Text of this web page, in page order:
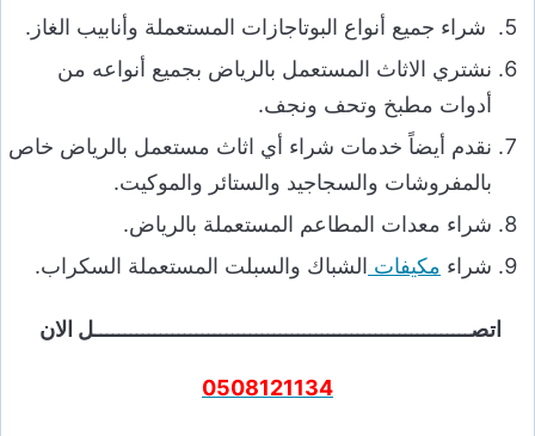
شراء جميع أنواع البوتاجازات المستعملة وأنابيب الغاز.
نشتري الاثاث المستعمل بالرياض بجميع أنواعه من
أدوات مطبخ وتحف ونجف.
نقدم أيضاً خدمات شراء أي اثاث مستعمل بالرياض خاص
بالمفروشات والسجاجيد والستائر والموكيت.
شراء معدات المطاعم المستعملة بالرياض.
شراء مكيفات الشباك والسبلت المستعملة السكراب.
اتصـــــــــــــــــــــــــــــــــــــــــــــــــــــــــــــــل الان
0508121134